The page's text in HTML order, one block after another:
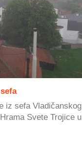
iz sefa Vladičanskog
Svete Trojice u